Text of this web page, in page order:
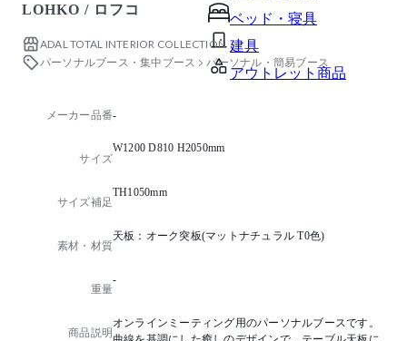
ベッド・寝具
建具
アウトレット商品
LOHKO / ロフコ
ADAL TOTAL INTERIOR COLLECTION
パーソナルブース・集中ブース
パーソナル・簡易ブース
メーカー品番-
サイズ
W1200 D810 H2050mm
サイズ補足
TH1050mm
素材・材質
天板：オーク突板(マットナチュラル T0色)
重量
-
商品説明
オンラインミーティング用のパーソナルブースです。